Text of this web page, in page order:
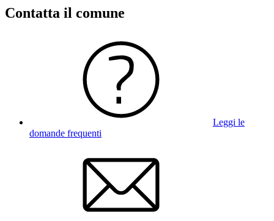
Contatta il comune
Leggi le
domande frequenti